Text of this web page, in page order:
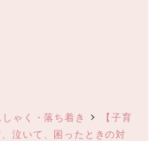
ゃく・落ち着き
【子育
泣いて、困ったときの対